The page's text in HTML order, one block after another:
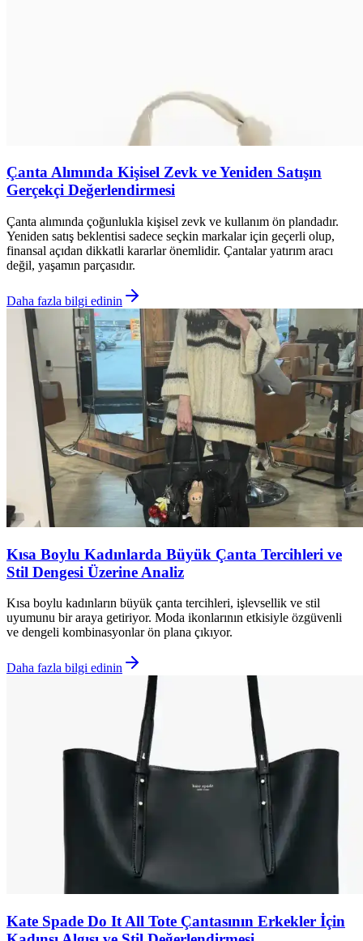
Çanta Alımında Kişisel Zevk ve Yeniden Satışın
Gerçekçi Değerlendirmesi
Çanta alımında çoğunlukla kişisel zevk ve kullanım ön plandadır.
Yeniden satış beklentisi sadece seçkin markalar için geçerli olup,
finansal açıdan dikkatli kararlar önemlidir. Çantalar yatırım aracı
değil, yaşamın parçasıdır.
Daha fazla bilgi edinin
Kısa Boylu Kadınlarda Büyük Çanta Tercihleri ve
Stil Dengesi Üzerine Analiz
Kısa boylu kadınların büyük çanta tercihleri, işlevsellik ve stil
uyumunu bir araya getiriyor. Moda ikonlarının etkisiyle özgüvenli
ve dengeli kombinasyonlar ön plana çıkıyor.
Daha fazla bilgi edinin
Kate Spade Do It All Tote Çantasının Erkekler İçin